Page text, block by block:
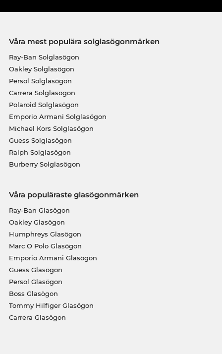
Våra mest populära solglasögonmärken
Ray-Ban Solglasögon
Oakley Solglasögon
Persol Solglasögon
Carrera Solglasögon
Polaroid Solglasögon
Emporio Armani Solglasögon
Michael Kors Solglasögon
Guess Solglasögon
Ralph Solglasögon
Burberry Solglasögon
Våra populäraste glasögonmärken
Ray-Ban Glasögon
Oakley Glasögon
Humphreys Glasögon
Marc O Polo Glasögon
Emporio Armani Glasögon
Guess Glasögon
Persol Glasögon
Boss Glasögon
Tommy Hilfiger Glasögon
Carrera Glasögon